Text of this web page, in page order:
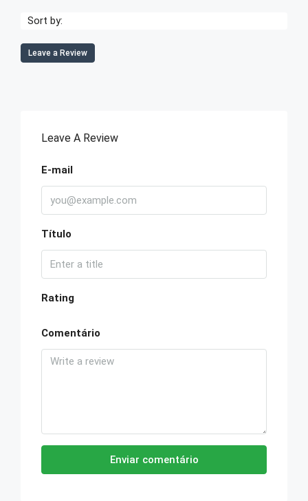
Sort by:
Leave a Review
Leave A Review
E-mail
Título
Rating
Comentário
Enviar comentário